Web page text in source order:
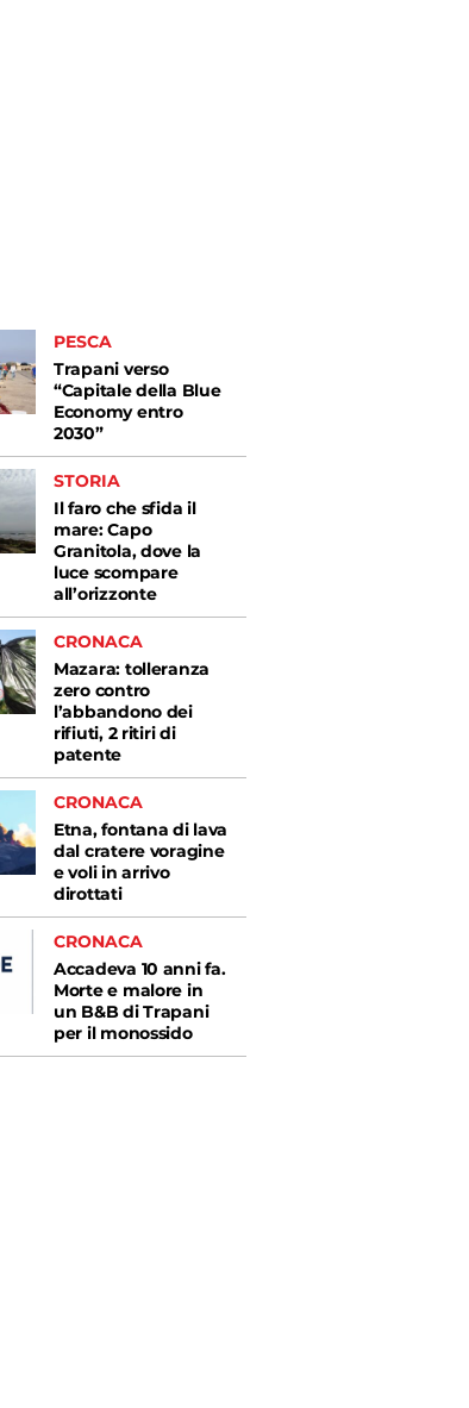
PESCA
Trapani verso
“Capitale della Blue
Economy entro
2030”
STORIA
Il faro che sfida il
mare: Capo
Granitola, dove la
luce scompare
all’orizzonte
CRONACA
Mazara: tolleranza
zero contro
l’abbandono dei
rifiuti, 2 ritiri di
patente
CRONACA
Etna, fontana di lava
dal cratere voragine
e voli in arrivo
dirottati
CRONACA
Accadeva 10 anni fa.
Morte e malore in
un B&B di Trapani
per il monossido